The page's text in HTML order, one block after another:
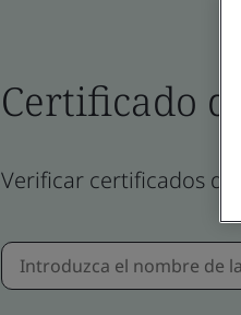
Certificado
Verificar certificados